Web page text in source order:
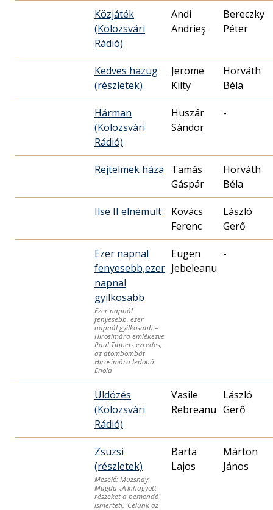
Közjáték
(Kolozsvári
Rádió)
Andi
Andrieş
Bereczky
Péter
Kedves hazug
(részletek)
Jerome
Kilty
Horváth
Béla
Hárman
(Kolozsvári
Rádió)
Huszár
Sándor
-
Rejtelmek háza
Tamás
Gáspár
Horváth
Béla
Ilse II elnémult
Kovács
Ferenc
László
Gerő
Ezer napnal
fenyesebb,ezer
napnal
gyilkosabb
Ezer napnál
fényesebb, ezer
napnál gyilkosabb –
Hirosimára emlékezve
Paul Tibbets ezredes,
az atombombát
Hirosimára ledobó
Enola
Eugen
Jebeleanu
-
Üldözés
(Kolozsvári
Rádió)
Vasile
Rebreanu
László
Gerő
Zsuzsi
(részletek)
Mesélő: Muzsnay
Magda „A kihagyott
részeket a bemondó
ismerteti. ‘Célunk az
Barta
Lajos
Márton
János